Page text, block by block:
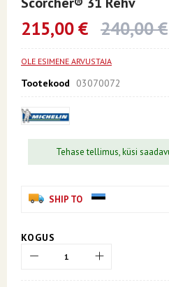
beginning
images
215,00 € 240,00 €
OLE ESIMENE ARVUSTAJA
Tootekood 03070072
Tehase tellimus, küsi
SHIP TO
KOGUS